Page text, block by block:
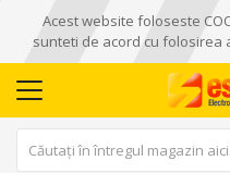
Acest website foloseste
sunteti de acord cu folosirea